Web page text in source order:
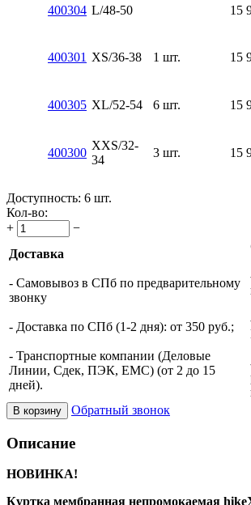
400304 L/48-50 15
400301 XS/36-38 1 шт. 15
400305 XL/52-54 6 шт. 15
400300
XXS/32-
34
3 шт. 15
Доступность: 6 шт.
Кол-во:
+
−
Доставка
- Самовывоз в СПб по предварительному
звонку
- Доставка по СПб (1-2 дня): от 350 руб.;
- Транспортные компании (Деловые
Линии, Сдек, ПЭК, ЕМС) (от 2 до 15
дней).
В корзину Обратный звонок
Описание
НОВИНКА!
Куртка мембранная непромокаемая